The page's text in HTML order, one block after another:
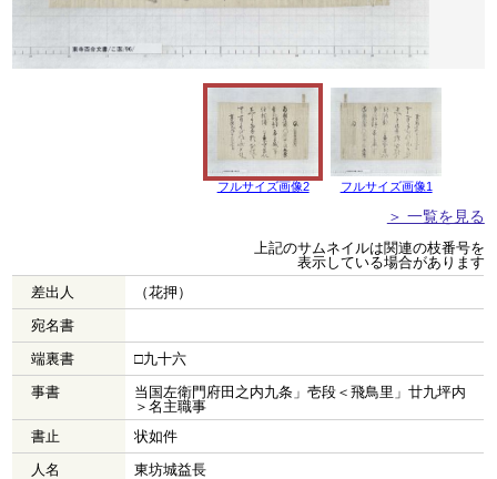
フルサイズ画像2 フルサイズ画像1
＞ 一覧を見る
上記のサムネイルは関連の枝番号を
表示している場合があります
差出人
（花押）
宛名書
端裏書
□九十六
事書
当国左衛門府田之内九条」壱段＜飛鳥里」廿九坪内
＞名主職事
書止
状如件
人名
東坊城益長